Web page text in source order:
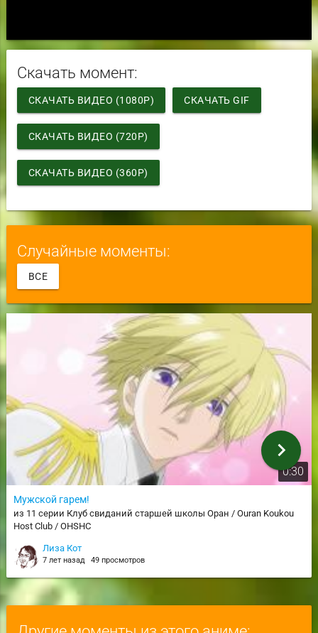
Скачать момент:
СКАЧАТЬ ВИДЕО (1080P) СКАЧАТЬ GIF
СКАЧАТЬ ВИДЕО (720P)
СКАЧАТЬ ВИДЕО (360P)
Случайные моменты:
ВСЕ
0:30
Мужской гарем!
из 11 серии Клуб свиданий старшей школы Оран / Ouran Koukou
Host Club / OHSHC
Лиза Кот
7 лет назад 49 просмотров
chevron_right